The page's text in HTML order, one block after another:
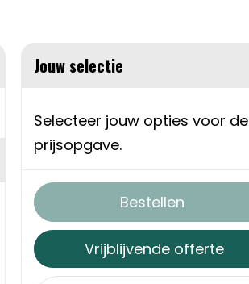
Jouw selectie
Selecteer jouw opties voor de
prijsopgave.
Bestellen
Vrijblijvende offerte